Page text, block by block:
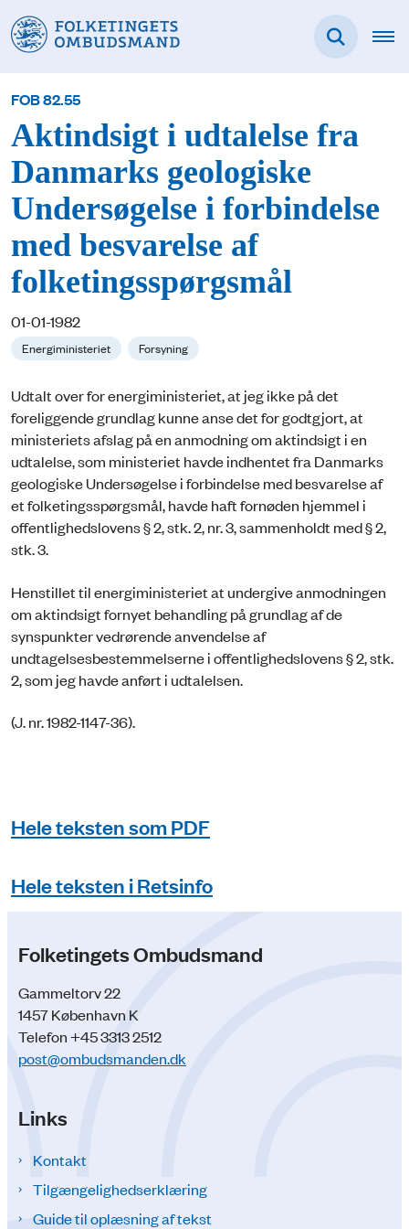
FOB 82.55
Aktindsigt i udtalelse fra
Danmarks geologiske
Undersøgelse i forbindelse
med besvarelse af
folketingsspørgsmål
01-01-1982
Energiministeriet Forsyning
Udtalt over for energiministeriet, at jeg ikke på det
foreliggende grundlag kunne anse det for godtgjort, at
ministeriets afslag på en anmodning om aktindsigt i en
udtalelse, som ministeriet havde indhentet fra Danmarks
geologiske Undersøgelse i forbindelse med besvarelse af
et folketingsspørgsmål, havde haft fornøden hjemmel i
offentlighedslovens § 2, stk. 2, nr. 3, sammenholdt med § 2,
stk. 3.
Henstillet til energiministeriet at undergive anmodningen
om aktindsigt fornyet behandling på grundlag af de
synspunkter vedrørende anvendelse af
undtagelsesbestemmelserne i offentlighedslovens § 2, stk.
2, som jeg havde anført i udtalelsen.
(J. nr. 1982-1147-36).
Hele teksten som PDF
Hele teksten i Retsinfo
Folketingets Ombudsmand
Gammeltorv 22
1457 København K
Telefon +45 3313 2512
post@ombudsmanden.dk
Links
Kontakt
Tilgængelighedserklæring
Guide til oplæsning af tekst